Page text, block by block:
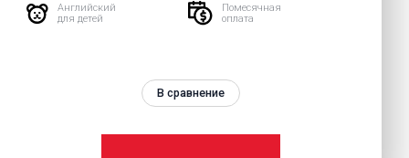
Английский
для детей
Помесячная
оплата
В сравнение